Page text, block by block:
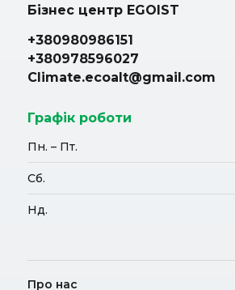
Бізнес центр EGOIST
+380980986151
+380978596027
Climate.ecoalt@gmail.com
Графік роботи
Пн. – Пт.
Сб.
Нд.
Про нас